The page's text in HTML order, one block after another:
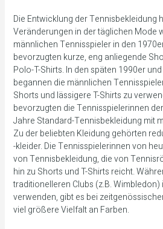
Die Entwicklung der Tennisbekleidung
Veränderungen in der täglichen Mode
männlichen Tennisspieler in den
bevorzugten kurze, eng anliegende
Polo-T-Shirts. In den späten 1990er
begannen die männlichen
Shorts und lässigere T-Shirts zu
bevorzugten die Tennisspielerinnen
Jahre Standard-Tennisbekleidung mit
Zu der beliebten Kleidung gehörten
-kleider. Die Tennisspielerinnen von
von Tennisbekleidung, die von
hin zu Shorts und T-Shirts reicht.
traditionelleren Clubs (z.B.
verwenden, gibt es bei
viel größere Vielfalt an Farben.